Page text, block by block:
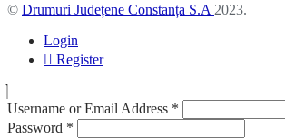
© Drumuri Județene Constanța S.A 2023.
Login
Register
Username or Email Address *
Password *